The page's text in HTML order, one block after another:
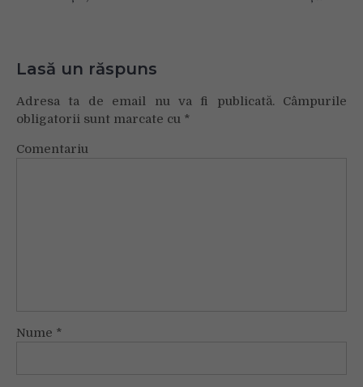
Lasă un răspuns
Adresa ta de email nu va fi publicată. Câmpurile
obligatorii sunt marcate cu *
Comentariu
Nume *